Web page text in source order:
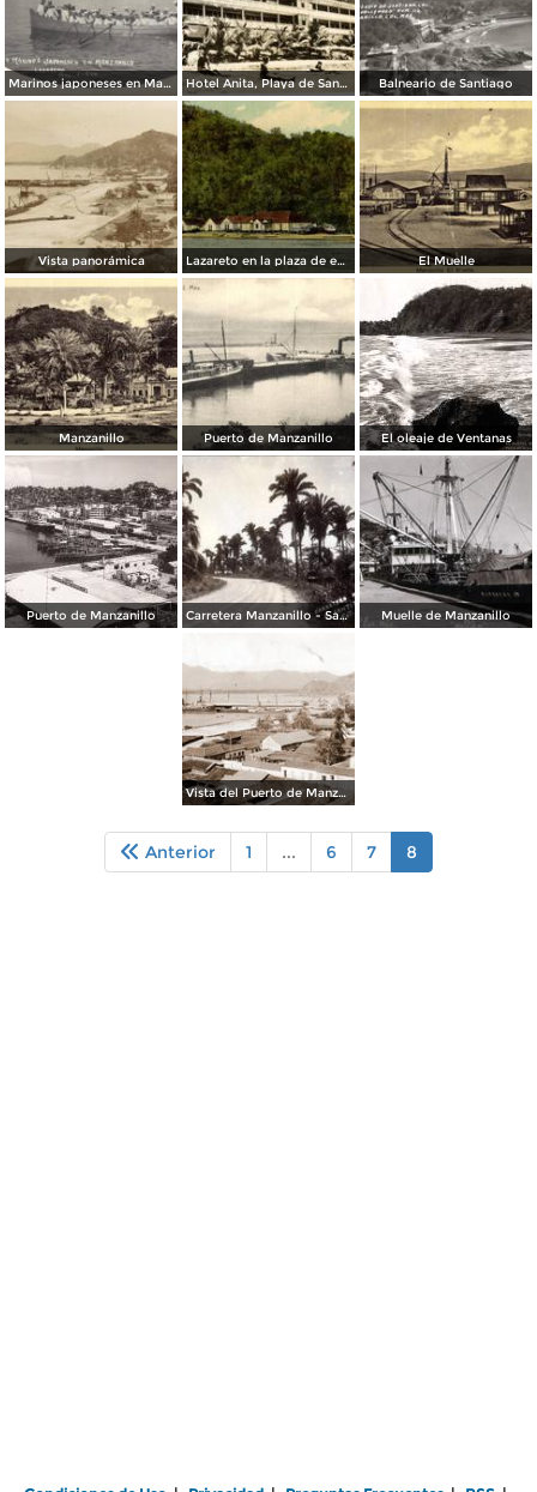
Marinos japoneses en Manzanillo Hotel Anita, Playa de Santiago Balneario de Santiago
Vista panorámica Lazareto en la plaza de enmedio El Muelle
Manzanillo Puerto de Manzanillo El oleaje de Ventanas
Puerto de Manzanillo Carretera Manzanillo - Santiago Muelle de Manzanillo
Vista del Puerto de Manzanillo
Anterior 1 ... 6 7 8